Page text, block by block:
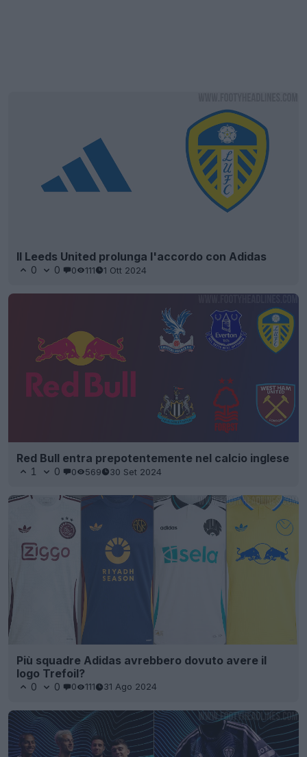
Il Leeds United prolunga l'accordo con Adidas
0 0 0 111 1 Ott 2024
Red Bull entra prepotentemente nel calcio inglese
1 0 0 569 30 Set 2024
Più squadre Adidas avrebbero dovuto avere il
logo Trefoil?
0 0 0 111 31 Ago 2024